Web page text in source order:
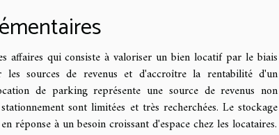
affaires qui consiste à valoriser un bien locatif par le biais
les sources de revenus et d'accroître la rentabilité d'un
de parking représente une source de revenus non
sont limitées et très recherchées. Le stockage
réponse à un besoin croissant d'espace chez les locataires.